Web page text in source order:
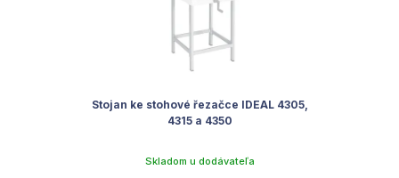
Stojan ke stohové řezačce IDEAL 4305,
4315 a 4350
Skladom u dodávateľa